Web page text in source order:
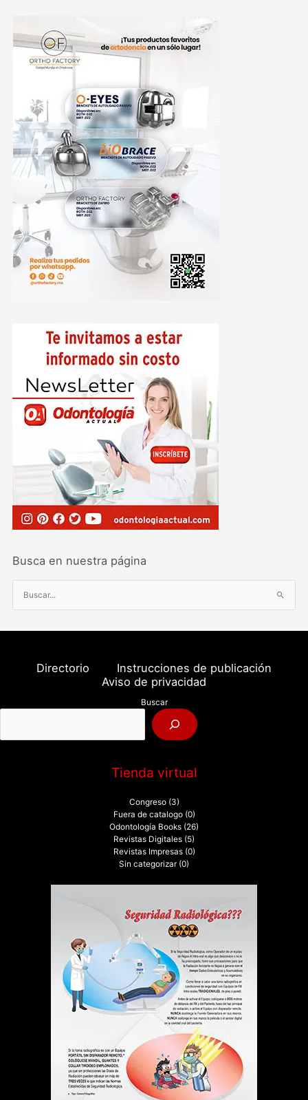
Busca en nuestra página
u
s
o
:
Directorio
Instrucciones de publicación
Aviso de privacidad
Buscar
Tienda virtual
Congreso (3)
Fuera de catalogo (0)
Odontología Books (26)
Revistas Digitales (5)
Revistas Impresas (0)
Sin categorizar (0)